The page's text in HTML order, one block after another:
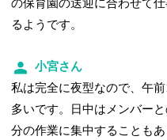
の保育園の送迎に合わせて
るようです。
小宮さん
私は完全に夜型なので、午
多いです。日中はメンバー
分の作業に集中することも